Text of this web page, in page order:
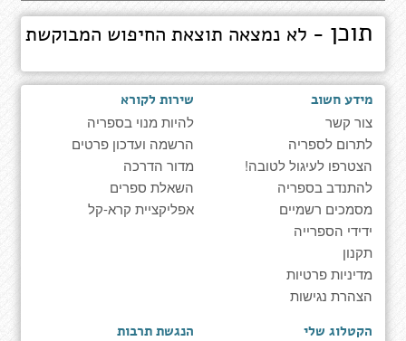
תוכן - לא נמצאה תוצאת החיפוש המבוקשת
מידע חשוב
צור קשר
לתרום לספריה
הצטרפו לעיגול לטובה!
להתנדב בספריה
מסמכים רשמיים
ידידי הספרייה
תקנון
מדיניות פרטיות
הצהרת נגישות
שירות לקורא
להיות מנוי בספריה
הרשמה ועדכון פרטים
מדור הדרכה
השאלת ספרים
אפליקציית קרא-קל
הקטלוג שלי הנגשת תרבות